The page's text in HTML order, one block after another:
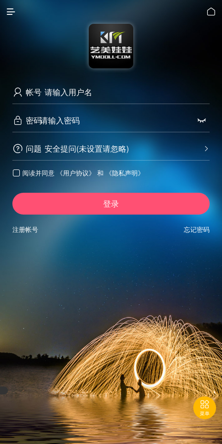
 
 帐号
 密码 
 问题 
安全提问(未设置请忽略)
 阅读并同意 《用户协议》 和 《隐私声明》
登录
忘记密码
注册帐号

菜单